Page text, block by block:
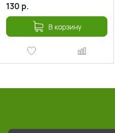
130 р.
В корзину